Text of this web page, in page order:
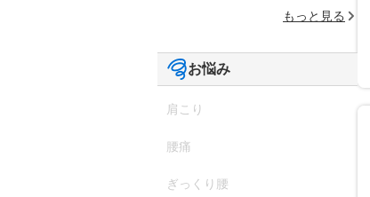
もっと見る
お悩み
肩こり
腰痛
ぎっくり腰